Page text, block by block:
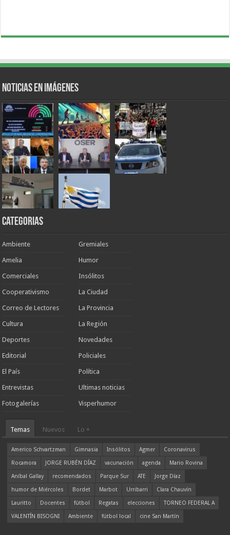
Noticias en Imágenes
Categorias
Ambiente
Amelia
Comerciales
Cooperativismo
Correo de Lectores
Cultura
Deportes
Editorial
El País
Entrevistas
Fotogalerías
Gremiales
Humor
Insólitos
La Ciudad
La Provincia
La Región
Novedades
Policiales
Política
Ultimas noticias
Visperhumor
Temas Nuevos Lo +
Americo Schvartzman Gimnasia Insólitos Agmer
Coronavirus
Rocamora
JORGE RUBÉN DÍAZ vacunación agenda
Mario Rovina
Aníbal Gallay
recomendados Parque Sur ATE
Jorge Díaz
humor de Miércoles
Bordet Marbot Urribarri
Clara Chauvín
Lauritto
Docentes fútbol Regatas elecciones
TORNEO FEDERAL A
VALENTÍN BISOGNI
Ambiente fútbol local cine San Martín